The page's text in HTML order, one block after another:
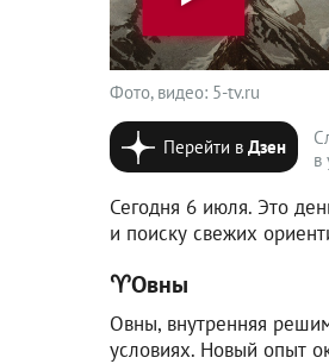
Фото, видео: 5-tv.ru
Перейти вДзен
в
Сегодня 6 июля. Это
и поиску свежих
♈️Овны
Овны, внутренняя
условиях. Новый опыт